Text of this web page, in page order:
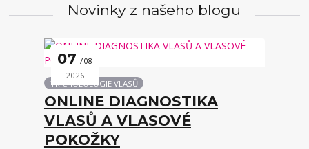
Novinky z našeho blogu
07 08
2026
TRICHOLOLOGIE VLASŮ
ONLINE DIAGNOSTIKA
VLASŮ A VLASOVÉ
POKOŽKY